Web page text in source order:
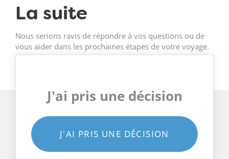
La suite
Nous serions ravis de répondre à vos questions ou de
vous aider dans les prochaines étapes de votre voyage.
J'ai pris une décision
J'AI PRIS UNE DÉCISION